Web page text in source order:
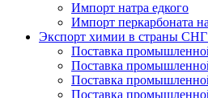
Импорт натра едкого
Импорт перкарбоната
Экспорт химии в страны СНГ
Поставка
Поставка
Поставка
Поставка